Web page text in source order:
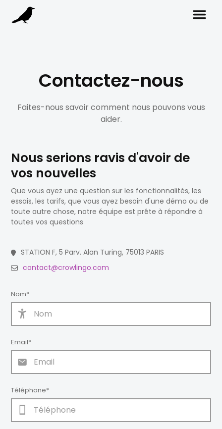
Contactez-nous
Faites-nous savoir comment nous pouvons vous
aider.
Nous serions ravis d'avoir de
vos nouvelles
Que vous ayez une question sur les fonctionnalités, les
essais, les tarifs, que vous ayez besoin d'une démo ou de
toute autre chose, notre équipe est prête à répondre à
toutes vos questions
STATION F, 5 Parv. Alan Turing, 75013 PARIS
contact@crowlingo.com
Nom*
Email*
Téléphone*